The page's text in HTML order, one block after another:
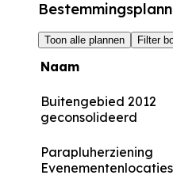
Toon alle plannen Filter
Naam
Buitengebied 2012
geconsolideerd
Parapluherziening
Evenementenlocaties